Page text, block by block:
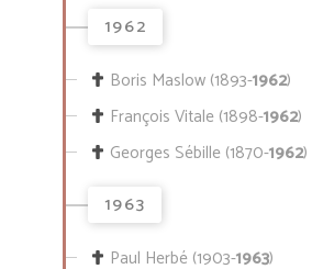
1962
Boris Maslow (1893-1962)
François Vitale (1898-1962)
Georges Sébille (1870-1962)
1963
Paul Herbé (1903-1963)